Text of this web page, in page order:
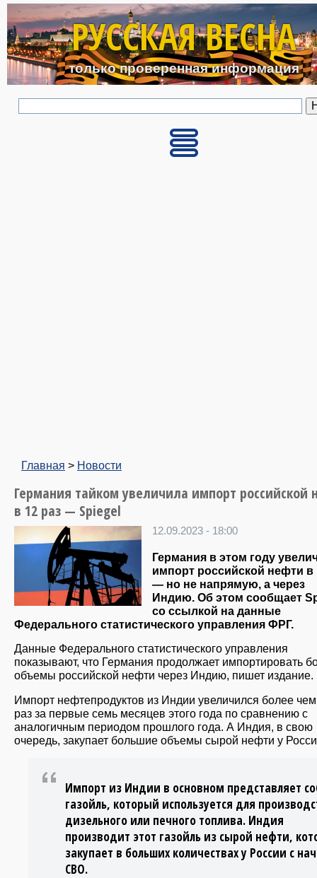
Перейти к основному
РУССКАЯ ВЕСНА
только проверенная информация
Главная > Новости
Германия тайком увеличила импорт российской
в 12 раз — Spiegel
12.09.2023 - 18:00
Германия в этом году
импорт российской нефти в
— но не напрямую, а через
Индию. Об этом сообщает
со ссылкой на данные
Федерального статистического управления ФРГ.
Данные Федерального статистического управления
показывают, что Германия продолжает импортировать
объемы российской нефти через Индию, пишет издание.
Импорт нефтепродуктов из Индии увеличился более
раз за первые семь месяцев этого года по сравнению с
аналогичным периодом прошлого года. А Индия, в свою
очередь, закупает большие объемы сырой нефти у
Импорт из Индии в основном представляет
газойль, который используется для
дизельного или печного топлива. Индия
производит этот газойль из сырой нефти,
закупает в больших количествах у России с
СВО.